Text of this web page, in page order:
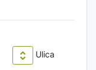
Ulica